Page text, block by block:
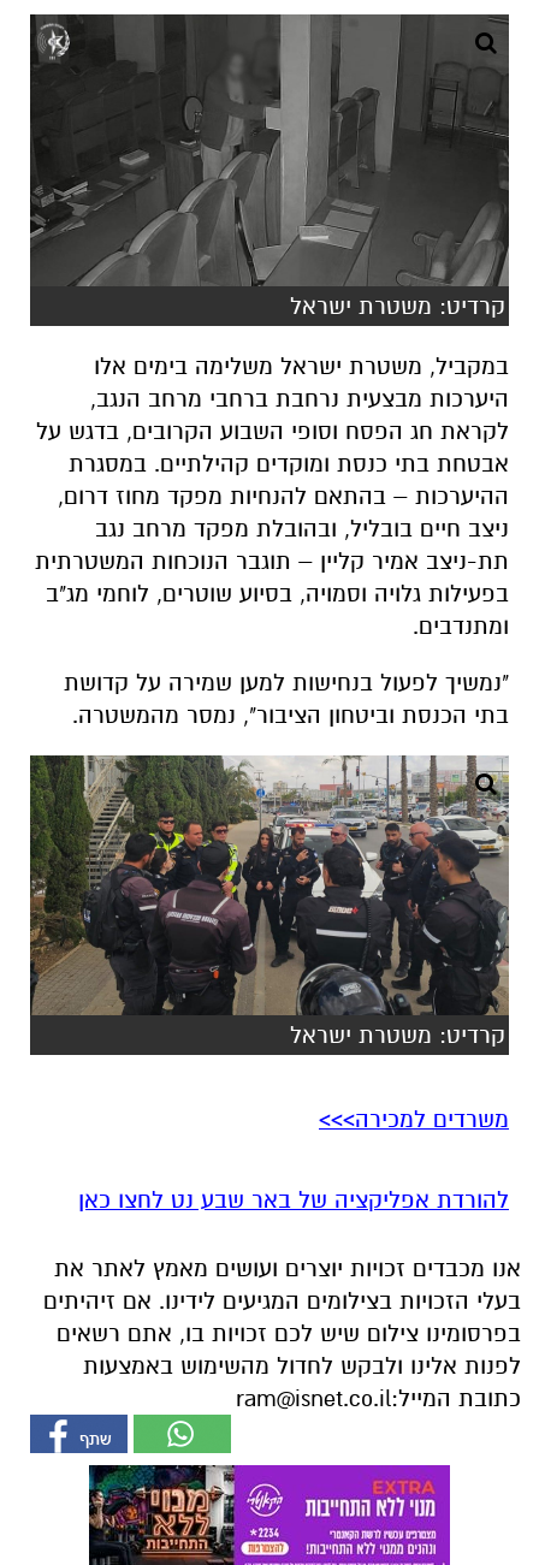
קרדיט: משטרת ישראל
במקביל, משטרת ישראל משלימה בימים אלו
היערכות מבצעית נרחבת ברחבי מרחב הנגב,
לקראת חג הפסח וסופי השבוע הקרובים, בדגש על
ההיערכות – בהתאם להנחיות מפקד מחוז דרום,
ניצב חיים בובליל, ובהובלת מפקד מרחב נגב
תת-ניצב אמיר קליין – תוגבר הנוכחות המשטרתית
בפעילות גלויה וסמויה, בסיוע שוטרים, לוחמי מג"ב
ומתנדבים.
"נמשיך לפעול בנחישות למען שמירה על קדושת
בתי הכנסת וביטחון הציבור", נמסר מהמשטרה.
קרדיט: משטרת ישראל
משרדים למכירה>>>
בפרסומינו צילום שיש לכם זכויות בו, אתם רשאים
כתובת המייל:ram@isnet.co.il
אולי יעניין אותך גם